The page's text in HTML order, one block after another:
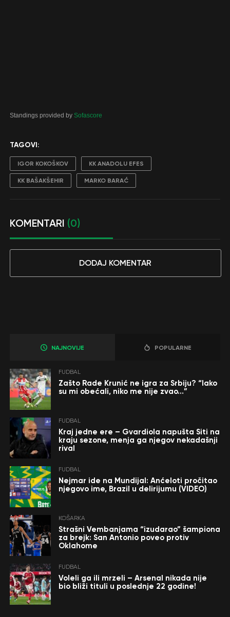
Standings provided by Sofascore
TAGOVI:
IGOR KOKOŠKOV KK ANADOLU EFES
KK BAŠAKŠEHIR MARKO BARAĆ
KOMENTARI (0)
DODAJ KOMENTAR
NAJNOVIJE POPULARNE
FUDBAL
Zašto Rade Krunić ne igra za Srbiju? “Iako
su mi obećali, niko me nije zvao…”
FUDBAL
Kraj jedne ere – Gvardiola napušta Siti na
kraju sezone, menja ga njegov nekadašnji
rival
FUDBAL
Nejmar ide na Mundijal: Anćeloti pročitao
njegovo ime, Brazil u delirijumu (VIDEO)
KOŠARKA
Strašni Vembanjama “izudarao” šampiona
za brejk: San Antonio poveo protiv
Oklahome
FUDBAL
Voleli ga ili mrzeli – Arsenal nikada nije
bio bliži tituli u poslednje 22 godine!